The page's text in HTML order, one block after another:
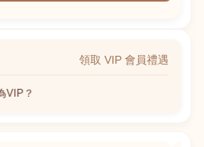
領取 VIP 會員禮遇
VIP？